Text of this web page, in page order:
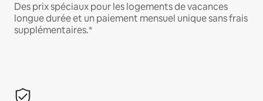
Des prix spéciaux pour les logements de vacances
longue durée et un paiement mensuel unique sans frais
supplémentaires.*